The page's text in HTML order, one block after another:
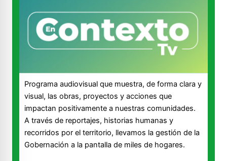
Programa audiovisual que muestra, de forma clara y
visual, las obras, proyectos y acciones que
impactan positivamente a nuestras comunidades.
A través de reportajes, historias humanas y
recorridos por el territorio, llevamos la gestión de la
Gobernación a la pantalla de miles de hogares.